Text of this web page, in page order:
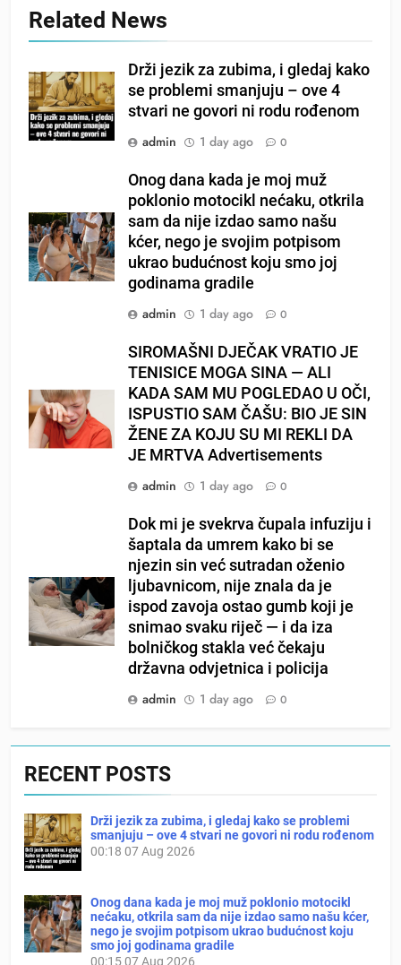
Related News
Drži jezik za zubima, i gledaj kako
se problemi smanjuju – ove 4
stvari ne govori ni rodu rođenom
admin
1 day ago 0
Onog dana kada je moj muž
poklonio motocikl nećaku, otkrila
sam da nije izdao samo našu
kćer, nego je svojim potpisom
ukrao budućnost koju smo joj
godinama gradile
admin
1 day ago 0
SIROMAŠNI DJEČAK VRATIO JE
TENISICE MOGA SINA — ALI
KADA SAM MU POGLEDAO U OČI,
ISPUSTIO SAM ČAŠU: BIO JE SIN
ŽENE ZA KOJU SU MI REKLI DA
JE MRTVA Advertisements
admin
1 day ago 0
Dok mi je svekrva čupala infuziju i
šaptala da umrem kako bi se
njezin sin već sutradan oženio
ljubavnicom, nije znala da je
ispod zavoja ostao gumb koji je
snimao svaku riječ — i da iza
bolničkog stakla već čekaju
državna odvjetnica i policija
admin
1 day ago 0
RECENT POSTS
Drži jezik za zubima, i gledaj kako se problemi
smanjuju – ove 4 stvari ne govori ni rodu rođenom
00:18 07 Aug 2026
Onog dana kada je moj muž poklonio motocikl
nećaku, otkrila sam da nije izdao samo našu kćer,
nego je svojim potpisom ukrao budućnost koju
smo joj godinama gradile
00:1507 Aug 2026